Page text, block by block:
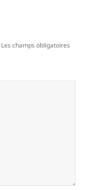
Les champs obligatoires